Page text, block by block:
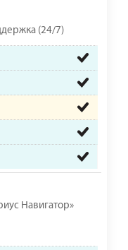
(24/7)
Навигатор»